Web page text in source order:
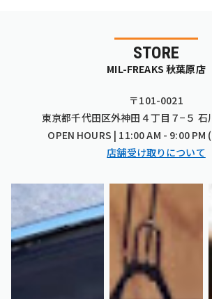
STORE
MIL-FREAKS 秋葉原店
〒101-0021
東京都千代田区外神田４丁目７−５ 石
OPEN HOURS | 11:00 AM - 9:00 PM
店舗受け取りについて